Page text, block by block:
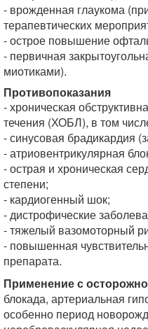
- врожденная глаукома
терапевтических
- острое повышение
- первичная
миотиками).
Противопоказания
- хроническая
течения (ХОБЛ), в том
- синусовая брадикардия
- атриовентрикулярная
- острая и хроническая
степени;
- кардиогенный шок;
- дистрофические
- тяжелый вазомоторный
- повышенная
препарата.
Применение с
блокада, артериальная
особенно период